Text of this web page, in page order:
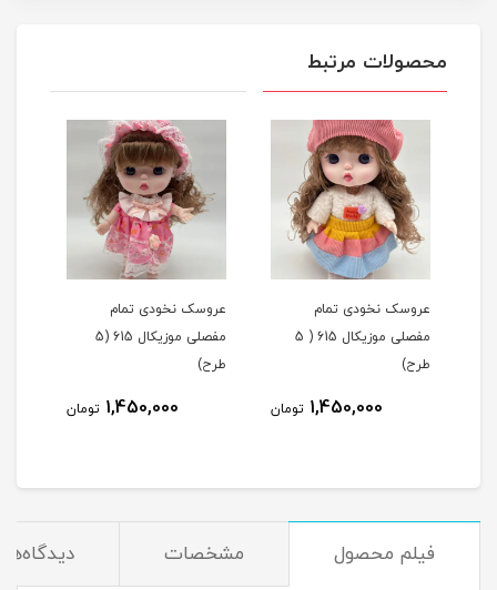
محصولات مرتبط
عروسک نخودی تمام
مفصلی موزیکال 615 ( 5
طرح)
1,450,000 تومان
عروسک نخودی تمام
مفصلی موزیکال 615 (5
طرح)
1,450,000 تومان
فیلم محصول مشخصات دیدگاه‌ها